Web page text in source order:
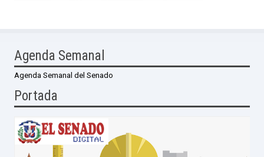
Agenda Semanal
Agenda Semanal del Senado
Portada